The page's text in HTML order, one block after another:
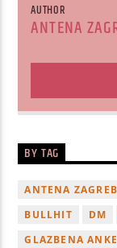
AUTHOR
ANTENA
BY TAG
ANTENA ZAGREB
BULLHIT
DM
GLAZBENA